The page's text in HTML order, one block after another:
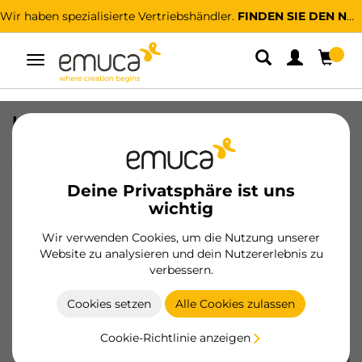
Wir haben spezialisierte Vertriebshändler. FINDEN SIE DEN NÄCHSTGELEGENEN
Umschaltbare
Navigation
Deine Privatsphäre ist uns
wichtig
Wir verwenden Cookies, um die Nutzung unserer
Website zu analysieren und dein Nutzererlebnis zu
verbessern.
Cookies setzen Alle Cookies zulassen
Cookie-Richtlinie anzeigen
Lot mit 4 TraversenProfilen für Albeam
Anschraubbeschlägen, Aluminium und
Kunststoff, matt eloxiert
8432393292564
Werden Sie Kunde
Produktblatt